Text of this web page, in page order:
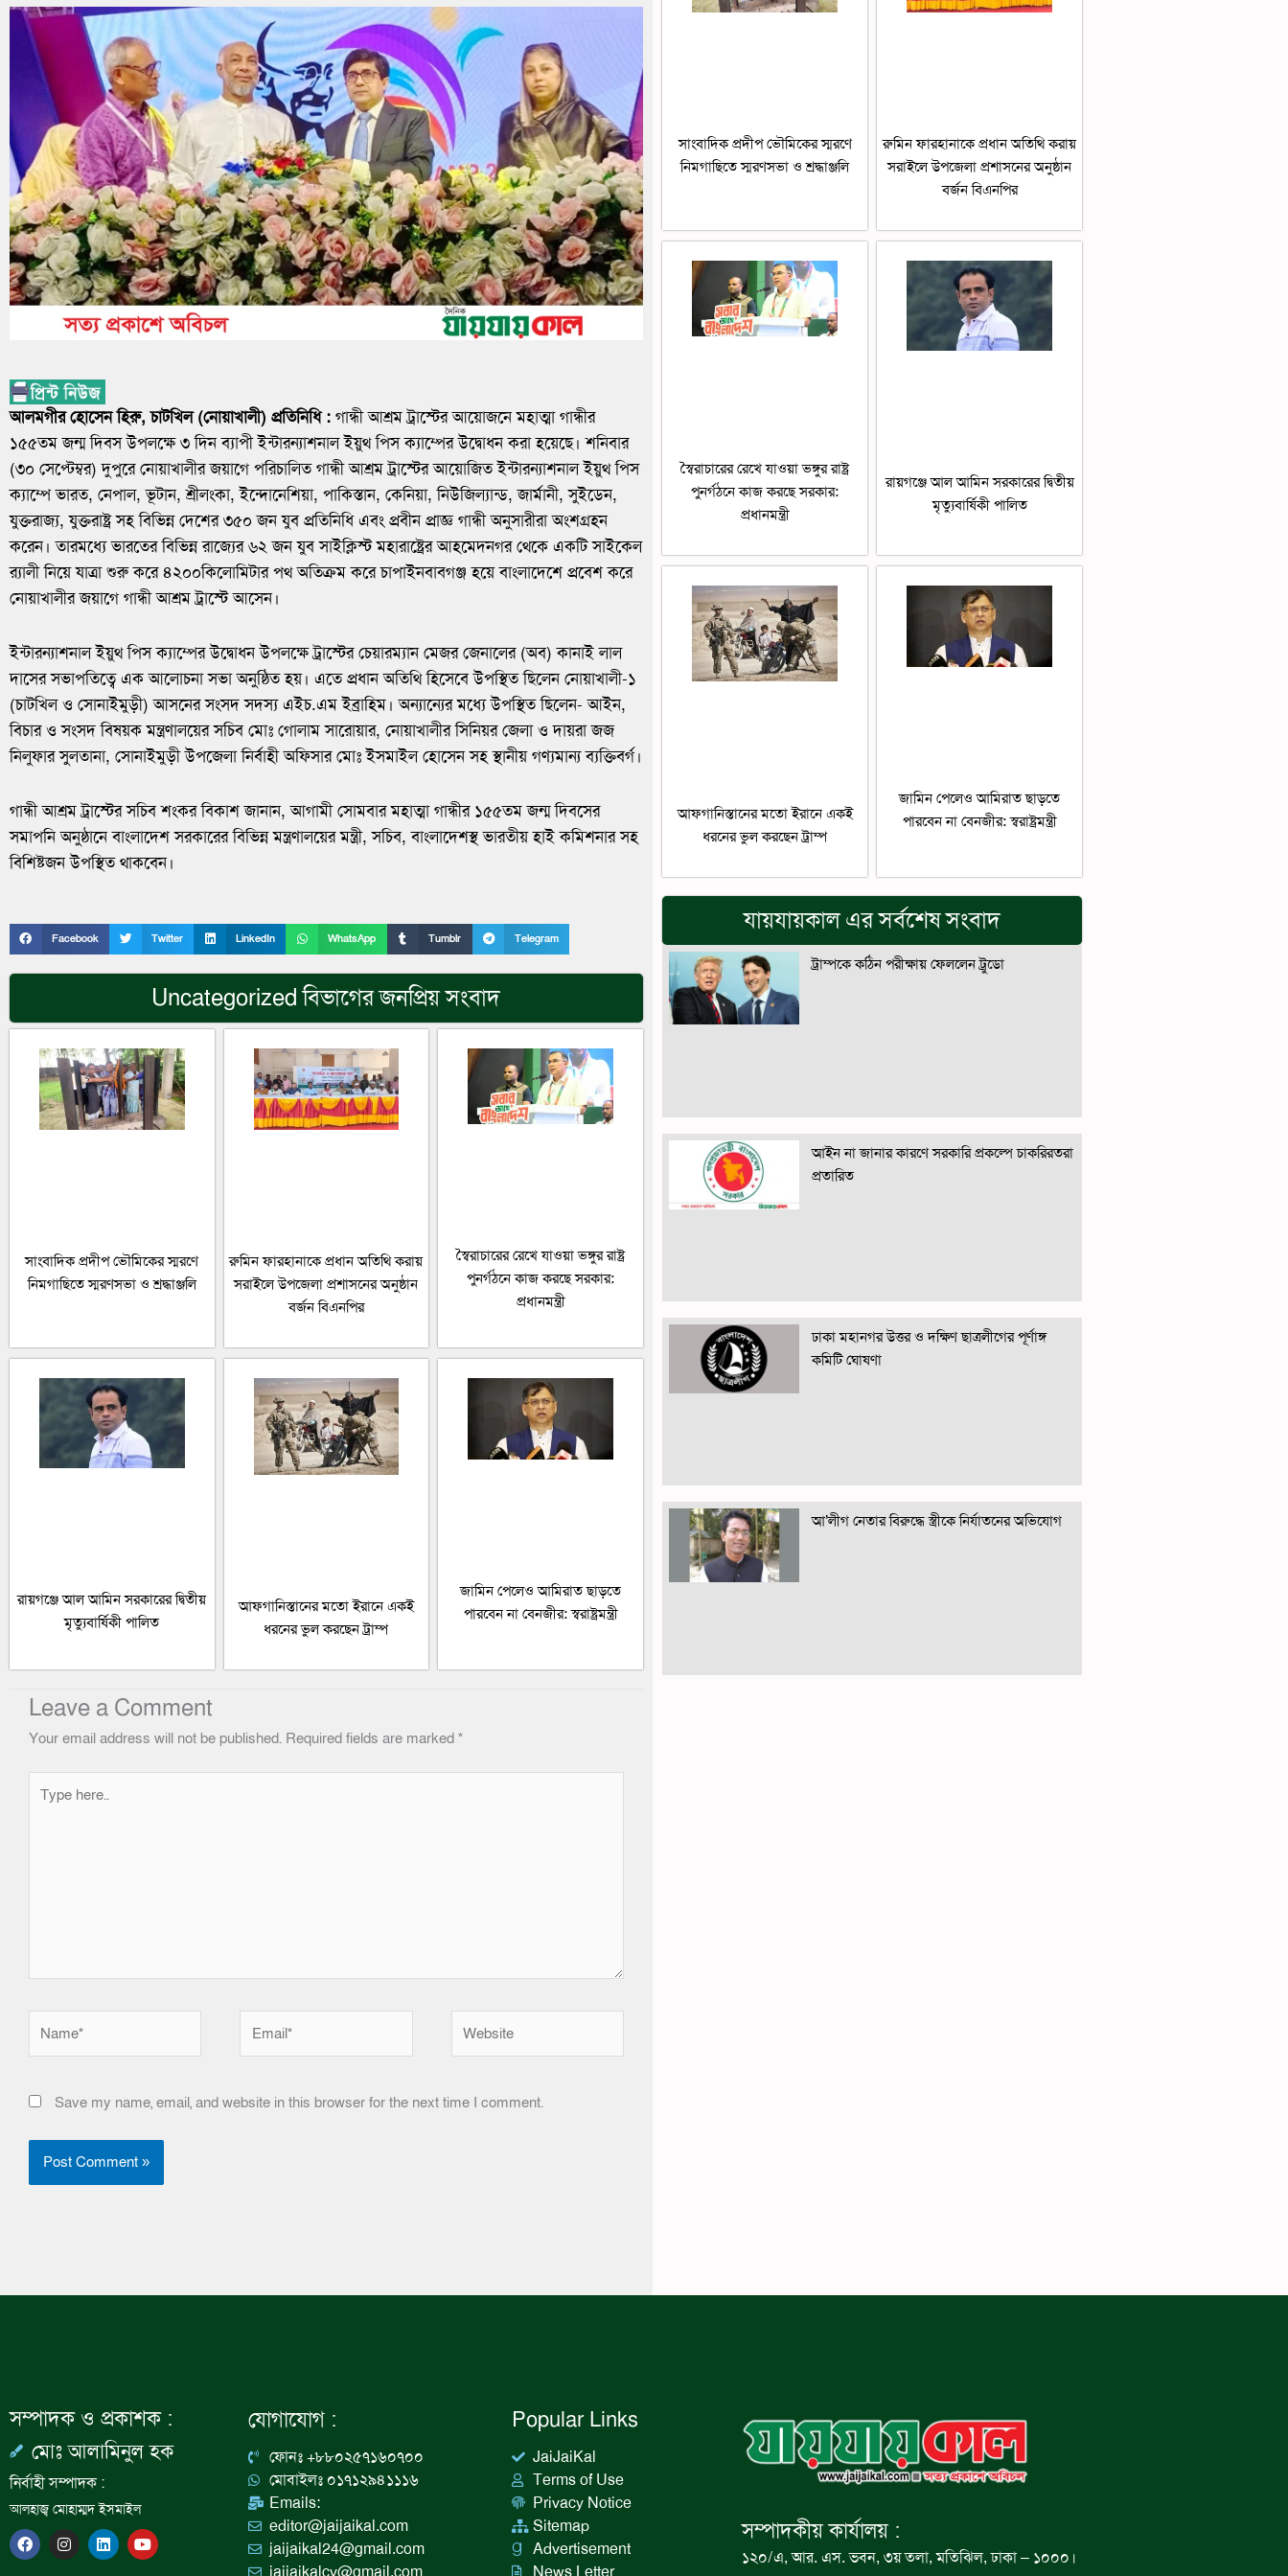
আলমগীর হোসেন হিরু, চাটখিল (নোয়াখালী) প্রতিনিধি : গান্ধী আশ্রম ট্রাস্টের আয়োজনে মহাত্মা গান্ধীর
১৫৫তম জন্ম দিবস উপলক্ষে ৩ দিন ব্যাপী ইন্টারন্যাশনাল ইয়ুথ পিস ক্যাম্পের উদ্বোধন করা হয়েছে। শনিবার
(৩০ সেপ্টেম্বর) দুপুরে নোয়াখালীর জয়াগে পরিচালিত গান্ধী আশ্রম ট্রাস্টের আয়োজিত ইন্টারন্যাশনাল ইয়ুথ পিস
ক্যাম্পে ভারত, নেপাল, ভূটান, শ্রীলংকা, ইন্দোনেশিয়া, পাকিস্তান, কেনিয়া, নিউজিল্যান্ড, জার্মানী, সুইডেন,
যুক্তরাজ্য, যুক্তরাষ্ট্র সহ বিভিন্ন দেশের ৩৫০ জন যুব প্রতিনিধি এবং প্রবীন প্রাজ্ঞ গান্ধী অনুসারীরা অংশগ্রহন
করেন। তারমধ্যে ভারতের বিভিন্ন রাজ্যের ৬২ জন যুব সাইক্লিস্ট মহারাষ্ট্রের আহমেদনগর থেকে একটি সাইকেল
র‌্যালী নিয়ে যাত্রা শুরু করে ৪২০০কিলোমিটার পথ অতিক্রম করে চাপাইনবাবগঞ্জ হয়ে বাংলাদেশে প্রবেশ করে
নোয়াখালীর জয়াগে গান্ধী আশ্রম ট্রাস্টে আসেন।
ইন্টারন্যাশনাল ইয়ুথ পিস ক্যাম্পের উদ্বোধন উপলক্ষে ট্রাস্টের চেয়ারম্যান মেজর জেনালের (অব) কানাই লাল
দাসের সভাপতিত্বে এক আলোচনা সভা অনুষ্ঠিত হয়। এতে প্রধান অতিথি হিসেবে উপস্থিত ছিলেন নোয়াখালী-১
(চাটখিল ও সোনাইমুড়ী) আসনের সংসদ সদস্য এইচ.এম ইব্রাহিম। অন্যান্যের মধ্যে উপস্থিত ছিলেন- আইন,
বিচার ও সংসদ বিষয়ক মন্ত্রণালয়ের সচিব মোঃ গোলাম সারোয়ার, নোয়াখালীর সিনিয়র জেলা ও দায়রা জজ
নিলুফার সুলতানা, সোনাইমুড়ী উপজেলা নির্বাহী অফিসার মোঃ ইসমাইল হোসেন সহ স্থানীয় গণ্যমান্য ব্যক্তিবর্গ।
গান্ধী আশ্রম ট্রাস্টের সচিব শংকর বিকাশ জানান, আগামী সোমবার মহাত্মা গান্ধীর ১৫৫তম জন্ম দিবসের
সমাপনি অনুষ্ঠানে বাংলাদেশ সরকারের বিভিন্ন মন্ত্রণালয়ের মন্ত্রী, সচিব, বাংলাদেশস্থ ভারতীয় হাই কমিশনার সহ
বিশিষ্টজন উপস্থিত থাকবেন।
Facebook Twitter LinkedIn WhatsApp Tumblr Telegram
Uncategorizedবিভাগের জনপ্রিয় সংবাদ
সাংবাদিক প্রদীপ ভৌমিকের স্মরণে
নিমগাছিতে স্মরণসভা ও শ্রদ্ধাঞ্জলি
রুমিন ফারহানাকে প্রধান অতিথি করায়
সরাইলে উপজেলা প্রশাসনের অনুষ্ঠান
বর্জন বিএনপির
স্বৈরাচারের রেখে যাওয়া ভঙ্গুর রাষ্ট্র
পুনর্গঠনে কাজ করছে সরকার:
প্রধানমন্ত্রী
রায়গঞ্জে আল আমিন সরকারের দ্বিতীয়
মৃত্যুবার্ষিকী পালিত
আফগানিস্তানের মতো ইরানে একই
ধরনের ভুল করছেন ট্রাম্প
জামিন পেলেও আমিরাত ছাড়তে
পারবেন না বেনজীর: স্বরাষ্ট্রমন্ত্রী
Leave a Comment
Your email address will not be published. Required fields are marked *
here..
Save my name, email, and website in this browser for the next time I comment.
সাংবাদিক প্রদীপ ভৌমিকের স্মরণে
নিমগাছিতে স্মরণসভা ও শ্রদ্ধাঞ্জলি
রুমিন ফারহানাকে প্রধান অতিথি করায়
সরাইলে উপজেলা প্রশাসনের অনুষ্ঠান
বর্জন বিএনপির
স্বৈরাচারের রেখে যাওয়া ভঙ্গুর রাষ্ট্র
পুনর্গঠনে কাজ করছে সরকার:
প্রধানমন্ত্রী
রায়গঞ্জে আল আমিন সরকারের দ্বিতীয়
মৃত্যুবার্ষিকী পালিত
আফগানিস্তানের মতো ইরানে একই
ধরনের ভুল করছেন ট্রাম্প
জামিন পেলেও আমিরাত ছাড়তে
পারবেন না বেনজীর: স্বরাষ্ট্রমন্ত্রী
যায়যায়কাল এর সর্বশেষ সংবাদ
ট্রাম্পকে কঠিন পরীক্ষায় ফেললেন ট্রুডো
আইন না জানার কারণে সরকারি প্রকল্পে চাকরিরতরা
প্রতারিত
ঢাকা মহানগর উত্তর ও দক্ষিণ ছাত্রলীগের পূর্ণাঙ্গ
কমিটি ঘোষণা
আ’লীগ নেতার বিরুদ্ধে স্ত্রীকে নির্যাতনের অভিযোগ
সম্পাদক ও প্রকাশক :
মোঃ আলামিনুল হক
নির্বাহী সম্পাদক :
আলহাজ্ব মোহাম্মদ ইসমাইল
F
a
c
I
n
s
L
i
n
Y
o
u
যোগাযোগ :
ফোনঃ +৮৮০২৫৭১৬০৭০০
মোবাইলঃ ০১৭১২৯৪১১১৬
Emails:
editor@jaijaikal.com
jaijaikal24@gmail.com
jaijaikalcv@gmail.com
Popular Links
JaiJaiKal
Terms of Use
Privacy Notice
Sitemap
Advertisement
News Letter
সম্পাদকীয় কার্যালয় :
১২০/এ, আর. এস. ভবন, ৩য় তলা, মতিঝিল, ঢাকা – ১০০০।